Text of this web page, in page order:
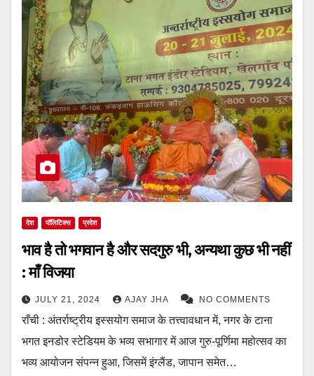
देश पॉलिटिक्स प्रदेश
भाव है तो भगवान है और सदगुरु भी, अन्यथा कुछ भी नहीं
: माँ विजया
JULY 21, 2024 AJAY JHA NO COMMENTS
राँची : अंतर्राष्ट्रीय इस्सयोग समाज के तत्त्वावधान में, नगर के टाना
भगत इनडोर स्टेडियम के भव्य सभागार में आज गुरु-पूर्णिमा महोत्सव का
भव्य आयोजन संपन्न हुआ, जिसमें इंग्लैंड, जापान समेत…